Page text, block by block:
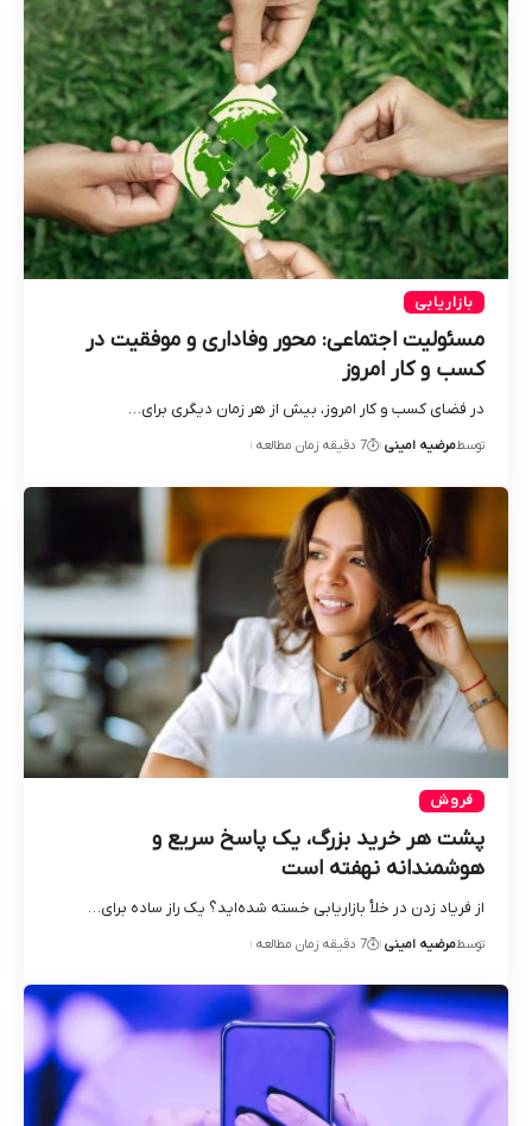
بازاریابی
مسئولیت اجتماعی: محور وفاداری و موفقیت در
کسب‌ و کار امروز
در فضای کسب‌ و کار امروز، بیش از هر زمان دیگری برای…
توسطمرضیه امینی 7 دقیقه زمان مطالعه
فروش
پشت هر خرید بزرگ، یک پاسخ سریع و
هوشمندانه نهفته است
از فریاد زدن در خلأ بازاریابی خسته شده‌اید؟ یک راز ساده برای…
توسطمرضیه امینی 7 دقیقه زمان مطالعه